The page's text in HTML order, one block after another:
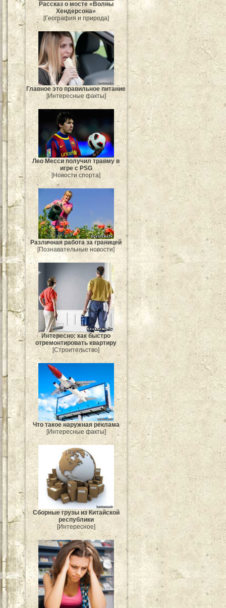
Рассказ о мосте «Волны
Хендерсона»
[География и природа]
Главное это правильное питание
[Интересные факты]
Лео Месси получил травму в
игре с PSG
[Новости спорта]
Различная работа за границей
[Познавательные новости]
Интересно: как быстро
отремонтировать квартиру
[Строительство]
Что такое наружная реклама
[Интересные факты]
Сборные грузы из Китайской
республики
[Интересное]